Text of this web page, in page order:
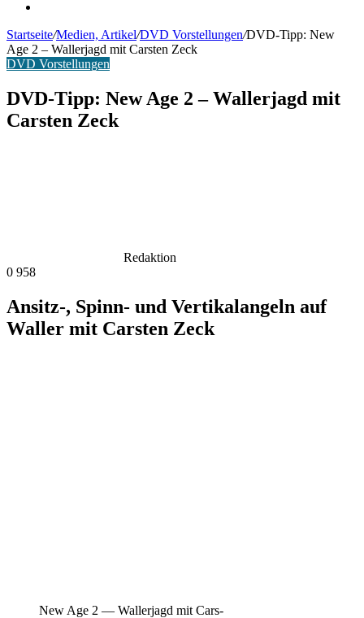
Startseite/Medien, Artikel/DVD Vorstellungen/DVD-Tipp: New
Age 2 – Wallerjagd mit Carsten Zeck
DVD Vorstellungen
DVD-Tipp: New Age 2 – Wallerjagd mit
Carsten Zeck
Redaktion
0 958
Ansitz‑, Spinn- und Vertikalangeln auf
Waller mit Carsten Zeck
New Age 2 — Wal­ler­jagd mit Cars­